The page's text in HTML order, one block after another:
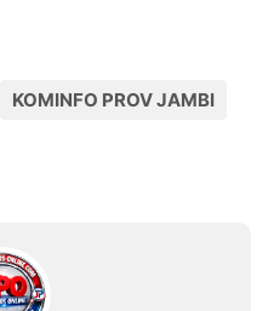
KOMINFO PROV JAMBI